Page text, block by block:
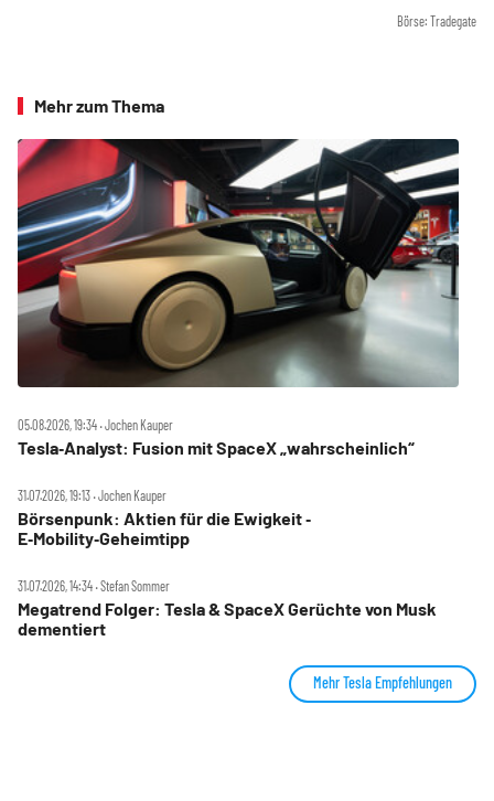
Börse: Tradegate
Mehr zum Thema
05.08.2026, 19:34 ‧ Jochen Kauper
Tesla‑Analyst: Fusion mit SpaceX „wahrscheinlich“
31.07.2026, 19:13 ‧ Jochen Kauper
Börsenpunk: Aktien für die Ewigkeit ‑
E‑Mobility‑Geheimtipp
31.07.2026, 14:34 ‧ Stefan Sommer
Megatrend Folger: Tesla & SpaceX Gerüchte von Musk
dementiert
Mehr Tesla Empfehlungen